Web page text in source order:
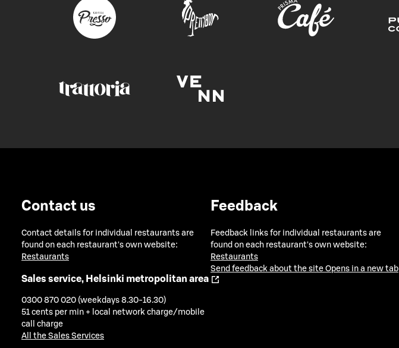
Contact us
Contact details for individual restaurants are
found on each restaurant's own website:
Restaurants
Sales service, Helsinki metropolitan area
0300 870 020 (weekdays 8.30-16.30)
51 cents per min + local network charge/mobile
call charge
All the Sales Services
Feedback
Feedback links for individual restaurants are
found on each restaurant's own website:
Restaurants
Send feedback about the site Opens in a new tab